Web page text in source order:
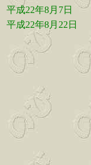
平成22年8月7日
平成22年8月22日